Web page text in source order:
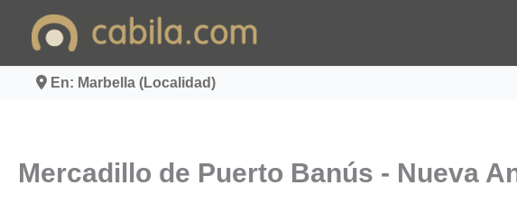
En: Marbella (Localidad)
Mercadillo de Puerto Banús - Nueva